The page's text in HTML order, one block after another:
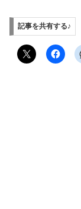
記事を共有する♪